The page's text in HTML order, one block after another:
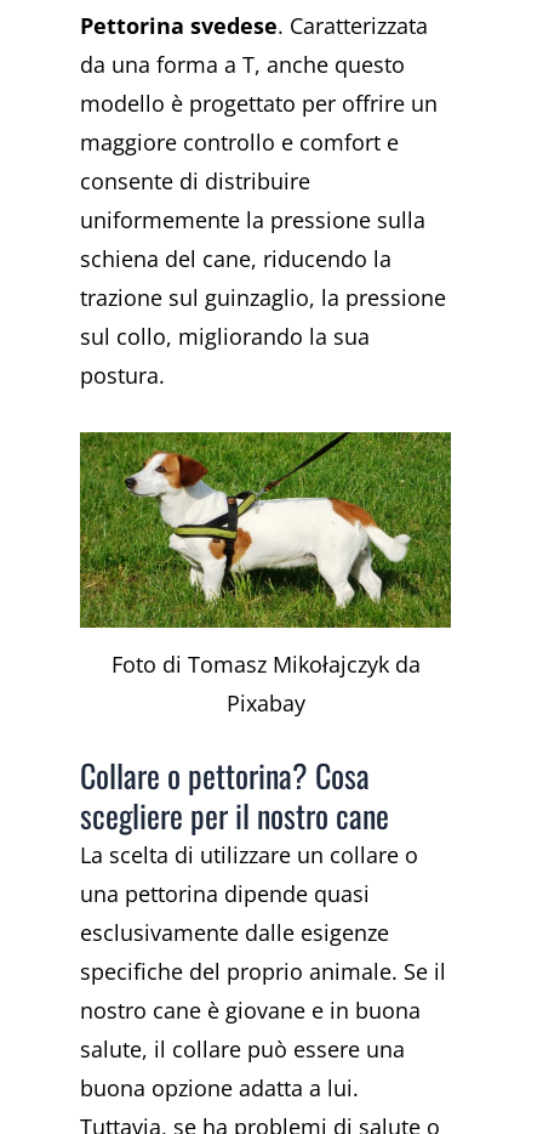
Pettorina svedese. Caratterizzata
da una forma a T, anche questo
modello è progettato per offrire un
maggiore controllo e comfort e
consente di distribuire
uniformemente la pressione sulla
schiena del cane, riducendo la
trazione sul guinzaglio, la pressione
sul collo, migliorando la sua
postura.
Foto di Tomasz Mikołajczyk da
Pixabay
Collare o pettorina? Cosa
scegliere per il nostro cane
La scelta di utilizzare un collare o
una pettorina dipende quasi
esclusivamente dalle esigenze
specifiche del proprio animale. Se il
nostro cane è giovane e in buona
salute, il collare può essere una
buona opzione adatta a lui.
Tuttavia, se ha problemi di salute o